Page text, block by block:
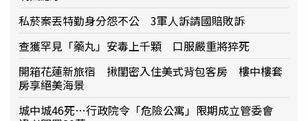
私菸案丟特勤身分怨不公 3軍人訴請國賠敗訴
查獲罕見「藥丸」安毒上千顆 口服嚴重將猝死
開箱花蓮新旅宿 揪閨密入住美式背包客房 樓中樓套
房享絕美海景
城中城46死…行政院令「危險公寓」限期成立管委會